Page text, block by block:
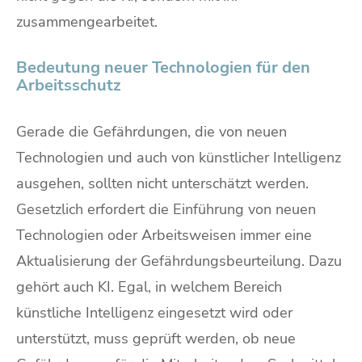
zusammengearbeitet.
Bedeutung neuer Technologien für den
Arbeitsschutz
Gerade die Gefährdungen, die von neuen
Technologien und auch von künstlicher Intelligenz
ausgehen, sollten nicht unterschätzt werden.
Gesetzlich erfordert die Einführung von neuen
Technologien oder Arbeitsweisen immer eine
Aktualisierung der Gefährdungsbeurteilung. Dazu
gehört auch KI. Egal, in welchem Bereich
künstliche Intelligenz eingesetzt wird oder
unterstützt, muss geprüft werden, ob neue